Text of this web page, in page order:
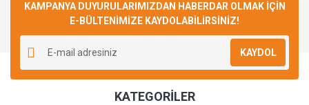
KAMPANYA DUYURULARIMIZDAN HABERDAR OLMAK İÇİN
E-BÜLTENİMİZE KAYDOLABİLİRSİNİZ!
KAYDOL
KATEGORİLER